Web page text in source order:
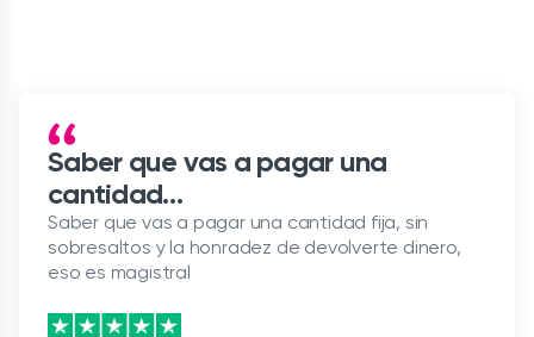
Saber que vas a pagar una
cantidad…
Saber que vas a pagar una cantidad fija, sin
sobresaltos y la honradez de devolverte dinero,
eso es magistral